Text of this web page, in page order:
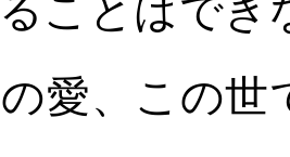
ことはでき
愛、この世